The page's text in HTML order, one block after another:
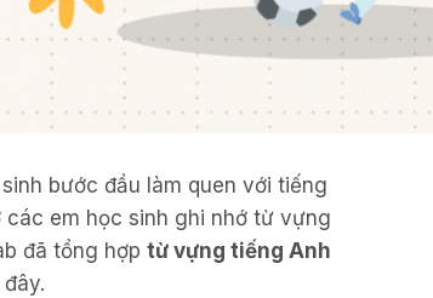
bước đầu làm quen với tiếng
em học sinh ghi nhớ từ vựng
đã tổng hợp từ vựng tiếng Anh